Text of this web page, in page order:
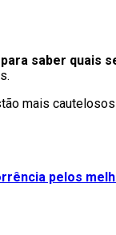
saber quais
mais
pelos